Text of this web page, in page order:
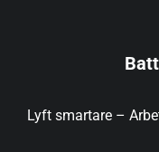
Lyft smartare –